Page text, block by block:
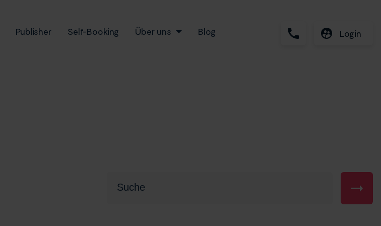
Publisher Self-Booking Über uns Blog Login